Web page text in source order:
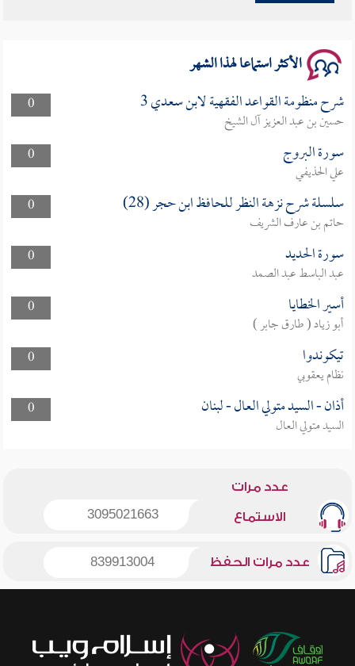
الأكثر استماعا لهذا الشهر
0 شرح منظومة القواعد الفقهية لابن سعدي 3
حسين بن عبد العزيز آل الشيخ
0
سورة البروج
علي الحذيفي
0
سلسلة شرح نزهة النظر للحافظ ابن حجر (28)
حاتم بن عارف الشريف
0
سورة الحديد
عبد الباسط عبد الصمد
0
أسير الخطايا
أبو زياد ( طارق جابر )
0
تيكوندوا
نظام يعقوبي
0
أذان - السيد متولي العال - لبنان
السيد متولي العال
عدد مرات
الاستماع 3095021663
عدد مرات الحفظ 839913004